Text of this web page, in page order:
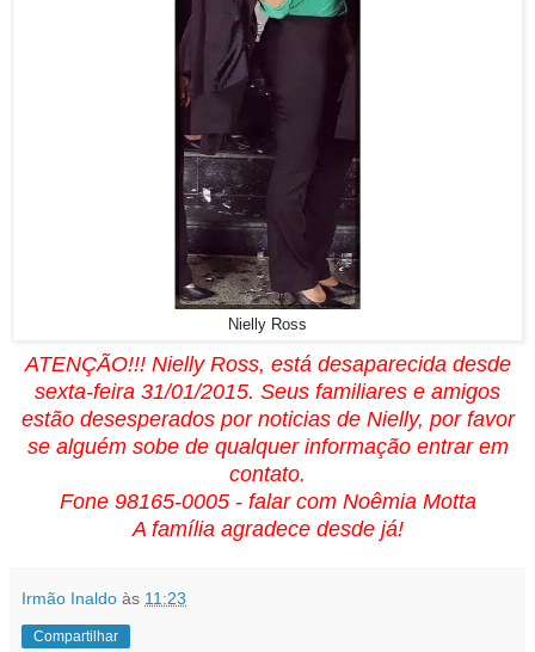
Nielly Ross
ATENÇÃO!!! Nielly Ross, está desaparecida desde
sexta-feira 31/01/2015. Seus familiares e amigos
estão desesperados por noticias de Nielly, por favor
se alguém sobe de qualquer informação entrar em
contato.
Fone 98165-0005 - falar com Noêmia Motta
A família agradece desde já!
Irmão Inaldo às 11:23
Compartilhar